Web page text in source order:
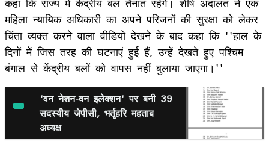
महिला न्यायिक अधिकारी का अपने परिजनों की सुरक्षा को लेकर
चिंता व्यक्त करने वाला वीडियो देखने के बाद कहा कि ''हाल के
दिनों में जिस तरह की घटनाएं हुई हैं, उन्हें देखते हुए पश्चिम
बंगाल से केंद्रीय बलों को वापस नहीं बुलाया जाएगा।''
'वन नेशन-वन इलेक्शन' पर बनी 39
सदस्यीय जेपीसी, भर्तृहरि महताब
अध्यक्ष